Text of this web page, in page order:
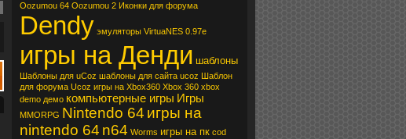
Oozumou 64 Oozumou 2 Иконки для форума
Dendy эмуляторы VirtuaNES 0.97e
игры на Денди шаблоны
Шаблоны для uCoz шаблоны для сайта ucoz Шаблон
для форума Ucoz игры на Xbox360 Xbox 360 xbox
demo демо компьютерные игры Игры
MMORPG Nintendo 64 игры на
nintendo 64 n64 Worms игры на пк cod